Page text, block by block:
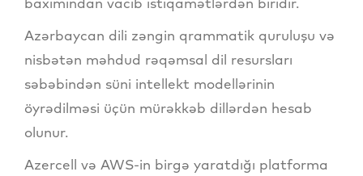
Azərbaycan dili zəngin qrammatik quruluşu və
nisbətən məhdud rəqəmsal dil resursları
səbəbindən süni intellekt modellərinin
öyrədilməsi üçün mürəkkəb dillərdən hesab
olunur.
Azercell və AWS-in birgə yaratdığı platforma